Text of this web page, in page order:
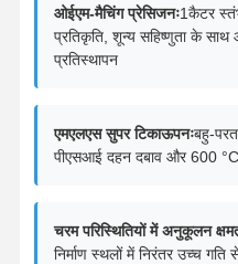
कुबोटा इंजन पार्ट्स
कमिंस इंजन पार्ट्स
DOOSAN उत्खनन इंजन भागों
इंजन ऑयल पंप
ओईएम-मैचिंग प्रेसिजनः1कैटर
प्रतिकृति, शून्य सहिष्णुता के
प्रतिस्थापन
एमएलएस सुपर टिकाऊपनःबहु-
पीएसआई दहन दबाव और 600 °C
चरम परिस्थितियों में अनुकूलन
निर्माण स्थलों में निरंतर उच्च गति